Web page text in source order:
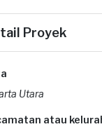
Proyek
Utara
atau